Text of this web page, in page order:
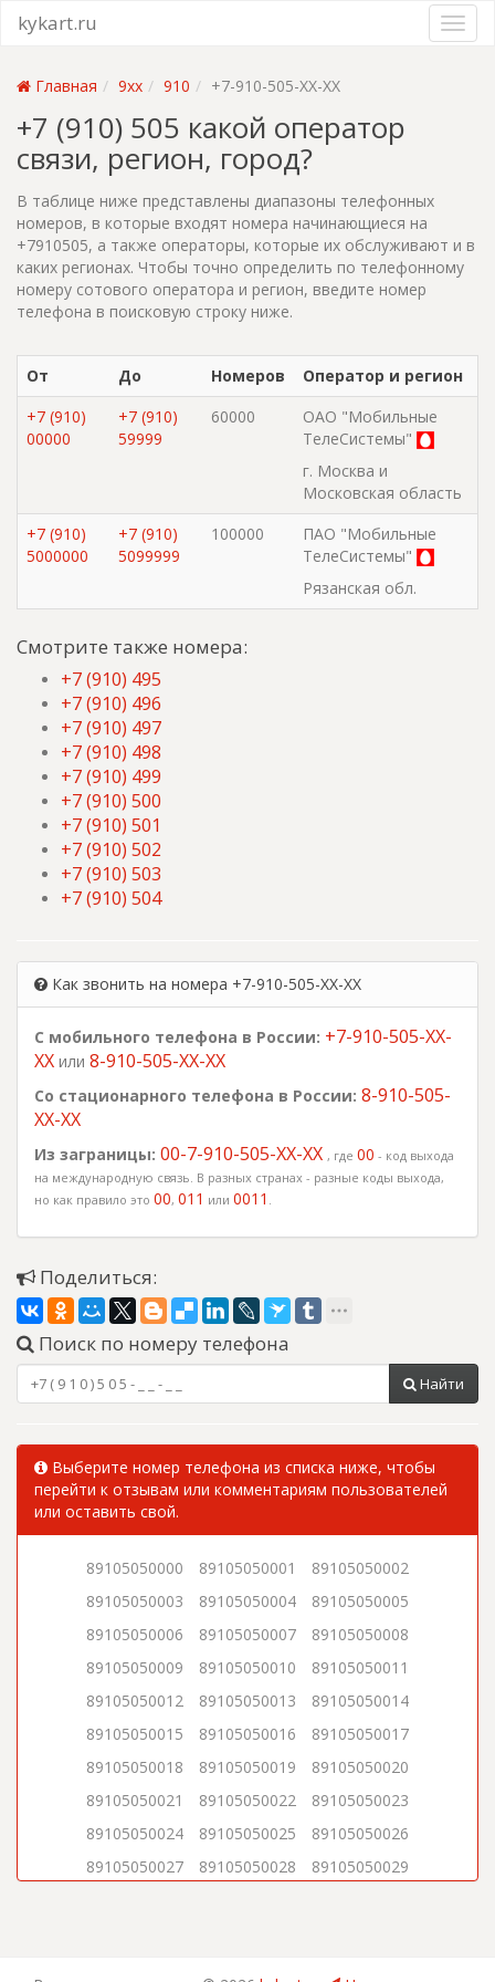
kykart.ru
Главная 9xx 910 +7-910-505-XX-XX
+7 (910) 505 какой оператор
связи, регион, город?
В таблице ниже представлены диапазоны телефонных
номеров, в которые входят номера начинающиеся на
+7910505, а также операторы, которые их обслуживают и в
каких регионах. Чтобы точно определить по телефонному
номеру сотового оператора и регион, введите номер
телефона в поисковую строку ниже.
От До Номеров
Оператор и регион
+7 (910)
00000
+7 (910)
59999
60000
ОАО "Мобильные
ТелеСистемы"
г. Москва и
Московская область
+7 (910)
5000000
+7 (910)
5099999
100000
ПАО "Мобильные
ТелеСистемы"
Рязанская обл.
Смотрите также номера:
+7 (910) 495
+7 (910) 496
+7 (910) 497
+7 (910) 498
+7 (910) 499
+7 (910) 500
+7 (910) 501
+7 (910) 502
+7 (910) 503
+7 (910) 504
Как звонить на номера +7-910-505-XX-XX
С мобильного телефона в России: +7-910-505-XX-
XX или 8-910-505-XX-XX
Со стационарного телефона в России: 8-910-505-
XX-XX
Из заграницы: 00-7-910-505-XX-XX , где 00 - код выхода
на международную связь. В разных странах - разные коды выхода,
но как правило это 00, 011 или 0011 .
Поделиться:
Поиск по номеру телефона
Найти
Выберите номер телефона из списка ниже, чтобы
перейти к отзывам или комментариям пользователей
или оставить свой.
89105050000 89105050001
89105050002
89105050003
89105050004
89105050005
89105050006
89105050007
89105050008
89105050009
89105050010
89105050011
89105050012
89105050013
89105050014
89105050015
89105050016
89105050017
89105050018
89105050019
89105050020
89105050021
89105050022
89105050023
89105050024
89105050025
89105050026
89105050027
89105050028
89105050029